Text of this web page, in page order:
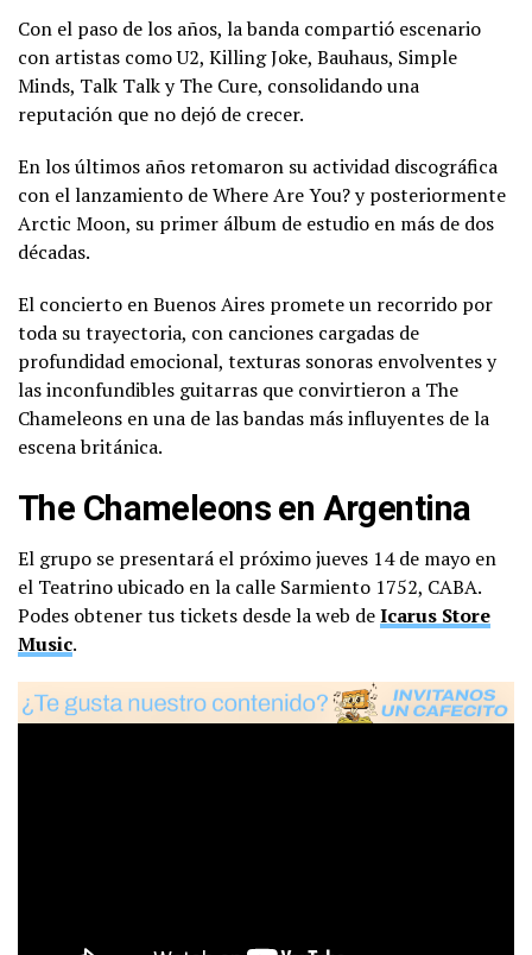
Con el paso de los años, la banda compartió escenario
con artistas como U2, Killing Joke, Bauhaus, Simple
Minds, Talk Talk y The Cure, consolidando una
reputación que no dejó de crecer.
En los últimos años retomaron su actividad discográfica
con el lanzamiento de Where Are You? y posteriormente
Arctic Moon, su primer álbum de estudio en más de dos
décadas.
El concierto en Buenos Aires promete un recorrido por
toda su trayectoria, con canciones cargadas de
profundidad emocional, texturas sonoras envolventes y
las inconfundibles guitarras que convirtieron a The
Chameleons en una de las bandas más influyentes de la
escena británica.
The Chameleons en Argentina
El grupo se presentará el próximo jueves 14 de mayo en
el Teatrino ubicado en la calle Sarmiento 1752, CABA.
Podes obtener tus tickets desde la web deIcarus Store
Music.